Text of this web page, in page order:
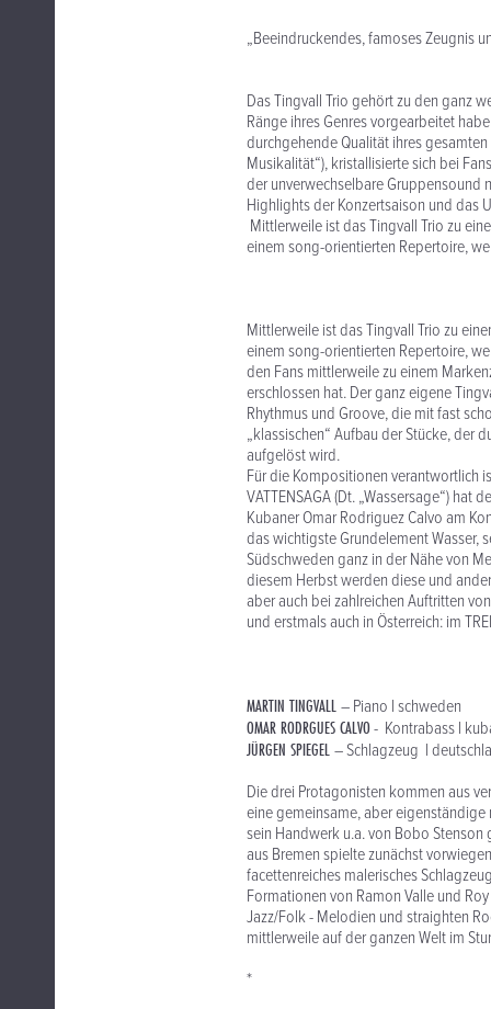
„Beeindruckendes, famoses Zeugnis
Das Tingvall Trio gehört zu den ganz
Ränge ihres Genres vorgearbeitet
durchgehende Qualität ihres
Musikalität“), kristallisierte sich bei
der unverwechselbare Gruppensound
Highlights der Konzertsaison und das
Mittlerweile ist das Tingvall Trio zu
einem song-orientierten Repertoire,
Mittlerweile ist das Tingvall Trio zu
einem song-orientierten Repertoire,
den Fans mittlerweile zu einem
erschlossen hat. Der ganz eigene
Rhythmus und Groove, die mit fast
„klassischen“ Aufbau der Stücke, der
aufgelöst wird.
Für die Kompositionen verantwortlich
VATTENSAGA (Dt. „Wassersage“)
Kubaner Omar Rodriguez Calvo am
das wichtigste Grundelement Wasser,
Südschweden ganz in der Nähe von
diesem Herbst werden diese und
aber auch bei zahlreichen Auftritten
und erstmals auch in Österreich: im
MARTIN TINGVALL– Piano l schweden
OMAR RODRGUES CALVO- Kontrabass l
JÜRGEN SPIEGEL– Schlagzeug l
Die drei Protagonisten kommen aus
eine gemeinsame, aber
sein Handwerk u.a. von Bobo
aus Bremen spielte zunächst
facettenreiches malerisches
Formationen von Ramon Valle und
Jazz/Folk - Melodien und straighten
mittlerweile auf der ganzen Welt im
*